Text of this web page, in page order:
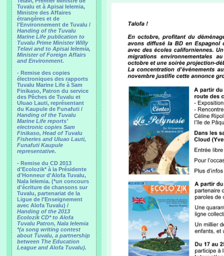
Tuvalu et à Apisai Ielemia,
Ministre des Affaires
étrangères et de
l'Environnement de Tuvalu /
Handing of the Tuvalu
Marine Life publication to
Tuvalu Prime Minister Willy
Telavi and to Apisai Ielemia,
Minister of Foreign Affairs
and Environment.
- Remise des copies
électroniques des rapports
Tuvalu Marine Life à Sam
Finikaso, Patron du service
des Pêches de Tuvalu et
Uluao Lauti, représentant
du Kaupule de Funafuti /
Handing of the Tuvalu
Marine Life reports’
electronic copies Sam
Finikaso, Head of Tuvalu
Fisheries and Uluao Lauti,
Funafuti Kaupule
representative.
- Remise du CD 2013
d'Ecolozik* à la Présidente
d'Honneur d'Alofa Tuvalu,
Nala Ielemia. (*un concours
d'écriture de chansons sur
Tuvalu, partenariat de la
Ligue de l'Enseignement
avec Alofa Tuvalu) /
Handing of the 2013
Ecolozik CD* to Alofa
Tuvalu Patron, Nala Ielemia
*(a song writing contest
about Tuvalu, a partnership
between The Education
League and Alofa Tuvalu).